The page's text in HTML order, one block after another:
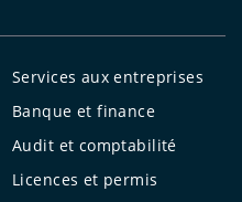
Services aux entreprises
Banque et finance
Audit et comptabilité
Licences et permis